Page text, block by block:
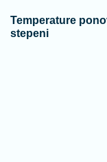
Temperature
stepeni